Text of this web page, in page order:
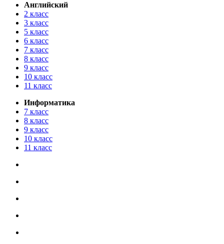
Английский
2 класс
3 класс
5 класс
6 класс
7 класс
8 класс
9 класс
10 класс
11 класс
Информатика
7 класс
8 класс
9 класс
10 класс
11 класс